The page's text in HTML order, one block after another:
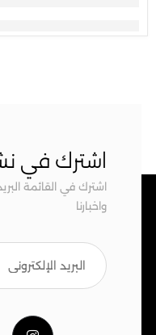
اشترك في
اشترك في القائمة
واخبارنا